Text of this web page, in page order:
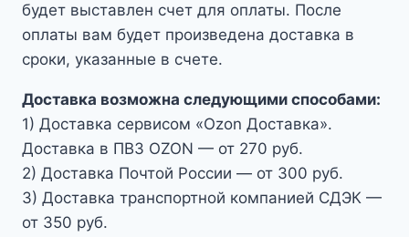
будет выставлен счет для оплаты. После
оплаты вам будет произведена доставка в
сроки, указанные в счете.
Доставка возможна следующими способами:
1) Доставка сервисом «Ozon Доставка».
Доставка в ПВЗ OZON — от 270 руб.
2) Доставка Почтой России — от 300 руб.
3) Доставка транспортной компанией СДЭК —
от 350 руб.